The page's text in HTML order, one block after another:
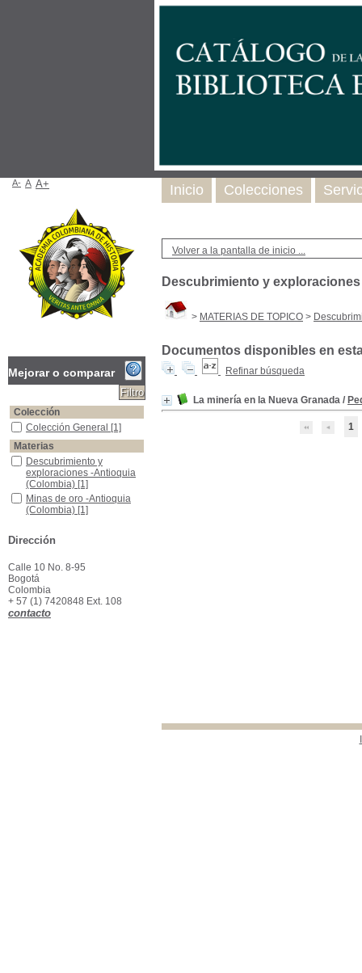
Volver a la pantalla de inicio ...
Descubrimiento y
> MATERIAS DE TOPICO >
Documentos disponibles en
Refinar búsqueda
La minería en la Nueva Granada /
1
Inicio Colecciones
A- A A+
Mejorar o comparar
Colección
Colección General
Colección General [1]
Materias
Descubrimiento y exploraciones -Antioquia (Colombia)
Descubrimiento y
exploraciones -Antioquia
(Colombia) [1]
Minas de oro -Antioquia (Colombia)
Minas de oro -Antioquia
(Colombia) [1]
Colombia
[1]
Oro -Antioquia (Colombia) -Investigaciones
Oro -Antioquia (Colombia)
-Investigaciones
Dirección
Calle 10 No. 8-95
Bogotá
Colombia
+ 57 (1) 7420848 Ext. 108
contacto